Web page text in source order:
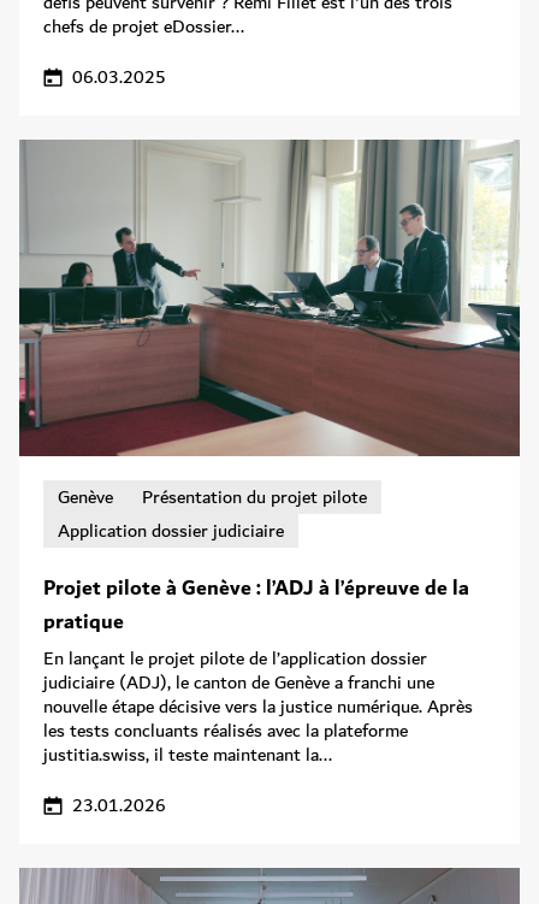
chefs de projet eDossier...
06.03.2025
Genève
Présentation du projet pilote
Application dossier judiciaire
Projet pilote à Genève : l’ADJ à l’épreuve de la
pratique
En lançant le projet pilote de l’application dossier
judiciaire (ADJ), le canton de Genève a franchi une
nouvelle étape décisive vers la justice numérique. Après
les tests concluants réalisés avec la plateforme
justitia.swiss, il teste maintenant la...
23.01.2026